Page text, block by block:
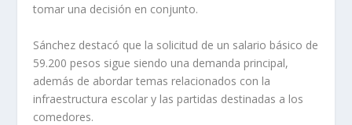
tomar una decisión en conjunto.
Sánchez destacó que la solicitud de un salario básico de
59.200 pesos sigue siendo una demanda principal,
además de abordar temas relacionados con la
infraestructura escolar y las partidas destinadas a los
comedores.